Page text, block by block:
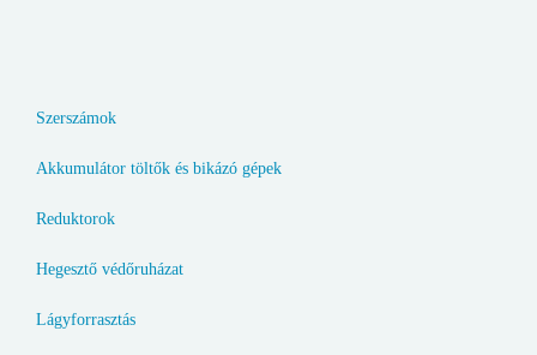
Szerszámok
Akkumulátor töltők és bikázó gépek
Reduktorok
Hegesztő védőruházat
Lágyforrasztás